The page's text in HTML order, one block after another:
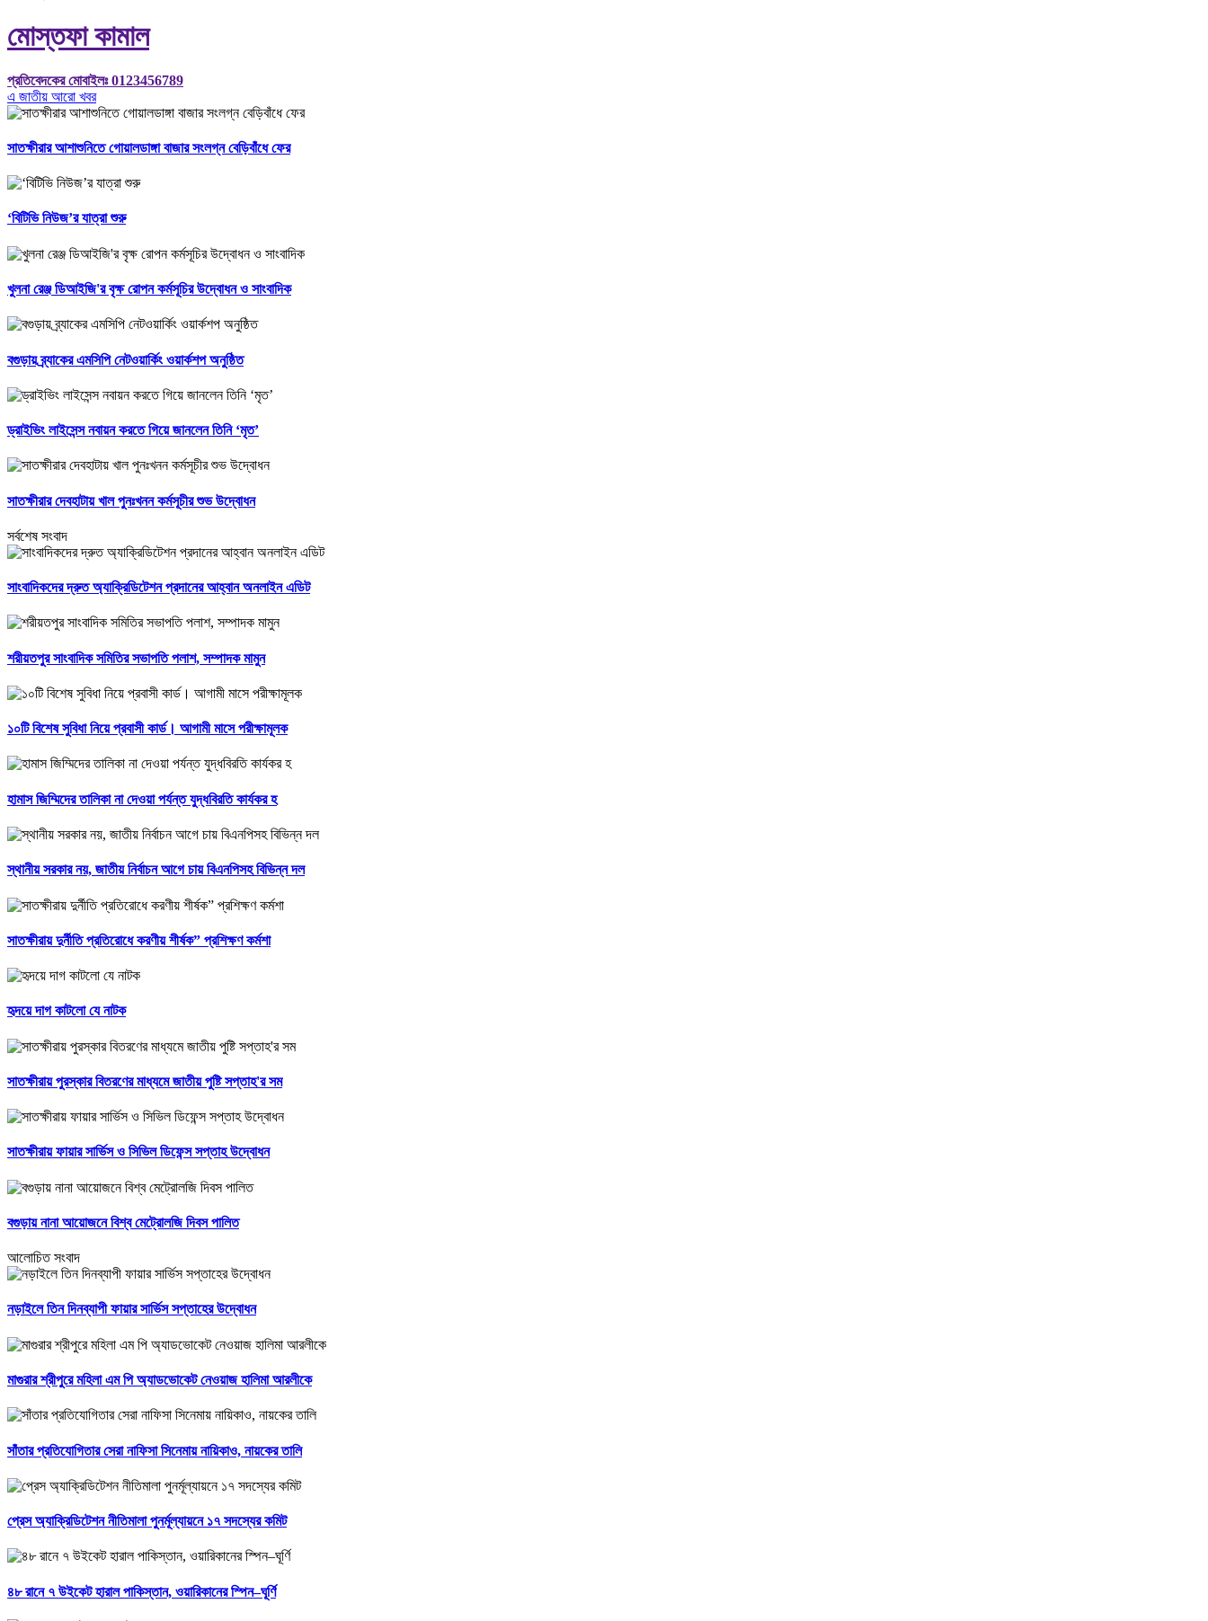
মোস্তফা কামাল
প্রতিবেদকের মোবাইলঃ 0123456789
এ জাতীয় আরো খবর
সাতক্ষীরার আশাশুনিতে গোয়ালডাঙ্গা বাজার সংলগ্ন বেড়িবাঁধে ফের
‘বিটিভি নিউজ’র যাত্রা শুরু
খুলনা রেঞ্জ ডিআইজি'র বৃক্ষ রোপন কর্মসূচির উদ্বোধন ও সাংবাদিক
বগুড়ায় ব্র্যাকের এমসিপি নেটওয়ার্কিং ওয়ার্কশপ অনুষ্ঠিত
ড্রাইভিং লাইসেন্স নবায়ন করতে গিয়ে জানলেন তিনি ‘মৃত’
সাতক্ষীরার দেবহাটায় খাল পুনঃখনন কর্মসূচীর শুভ উদ্বোধন
সর্বশেষ সংবাদ
সাংবাদিকদের দ্রুত অ্যাক্রিডিটেশন প্রদানের আহ্বান অনলাইন এডিট
শরীয়তপুর সাংবাদিক সমিতির সভাপতি পলাশ, সম্পাদক মামুন
১০টি বিশেষ সুবিধা নিয়ে প্রবাসী কার্ড। আগামী মাসে পরীক্ষামূলক
হামাস জিম্মিদের তালিকা না দেওয়া পর্যন্ত যুদ্ধবিরতি কার্যকর হ
স্থানীয় সরকার নয়, জাতীয় নির্বাচন আগে চায় বিএনপিসহ বিভিন্ন দল
সাতক্ষীরায় দুর্নীতি প্রতিরোধে করণীয় শীর্ষক” প্রশিক্ষণ কর্মশা
হৃদয়ে দাগ কাটলো যে নাটক
সাতক্ষীরায় পুরস্কার বিতরণের মাধ্যমে জাতীয় পুষ্টি সপ্তাহ'র সম
সাতক্ষীরায় ফায়ার সার্ভিস ও সিভিল ডিফেন্স সপ্তাহ উদ্বোধন
বগুড়ায় নানা আয়োজনে বিশ্ব মেট্রোলজি দিবস পালিত
আলোচিত সংবাদ
নড়াইলে তিন দিনব্যাপী ফায়ার সার্ভিস সপ্তাহের উদ্বোধন
মাগুরার শ্রীপুরে মহিলা এম পি অ্যাডভোকেট নেওয়াজ হালিমা আরলীকে
সাঁতার প্রতিযোগিতার সেরা নাফিসা সিনেমায় নায়িকাও, নায়কের তালি
প্রেস অ্যাক্রিডিটেশন নীতিমালা পুনর্মূল্যায়নে ১৭ সদস্যের কমিট
৪৮ রানে ৭ উইকেট হারাল পাকিস্তান, ওয়ারিকানের স্পিন–ঘূর্ণি